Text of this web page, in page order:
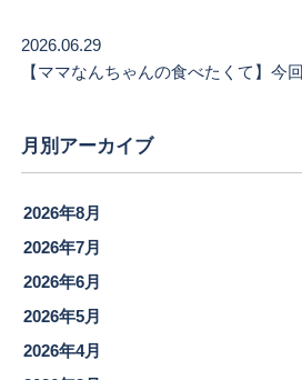
【ママなんちゃんの食べたくて】今
2026.06.29
月別アーカイブ
2026年8月
2026年7月
2026年6月
2026年5月
2026年4月